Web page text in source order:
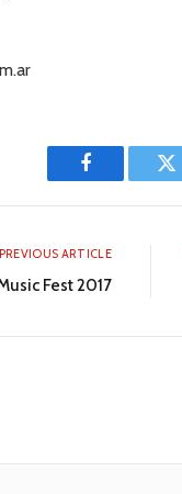
Facebook
PREVIOUS ARTICLE
Fest 2017